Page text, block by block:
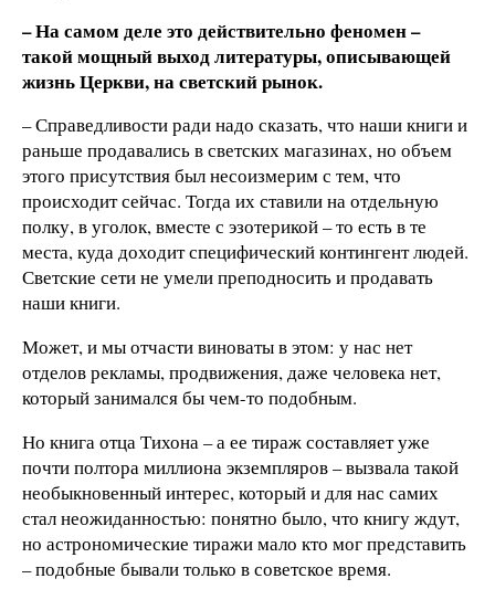
– На самом деле это действительно феномен –
такой мощный выход литературы, описывающей
жизнь Церкви, на светский рынок.
– Справедливости ради надо сказать, что наши книги и
раньше продавались в светских магазинах, но объем
этого присутствия был несоизмерим с тем, что
происходит сейчас. Тогда их ставили на отдельную
полку, в уголок, вместе с эзотерикой – то есть в те
места, куда доходит специфический контингент людей.
Светские сети не умели преподносить и продавать
наши книги.
Может, и мы отчасти виноваты в этом: у нас нет
отделов рекламы, продвижения, даже человека нет,
который занимался бы чем-то подобным.
Но книга отца Тихона – а ее тираж составляет уже
почти полтора миллиона экземпляров – вызвала такой
необыкновенный интерес, который и для нас самих
стал неожиданностью: понятно было, что книгу ждут,
но астрономические тиражи мало кто мог представить
– подобные бывали только в советское время.